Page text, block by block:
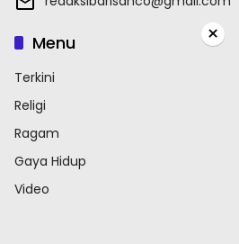
Menu
Terkini
Religi
Ragam
Gaya Hidup
Video
×